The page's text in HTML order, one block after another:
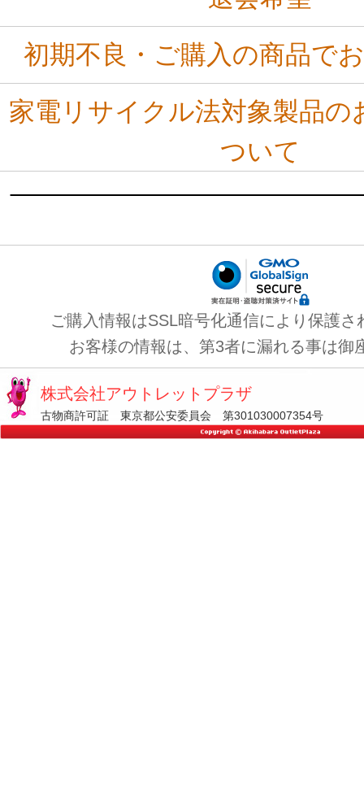
初期不良・ご購入の商品で
家電リサイクル法対象製品の
ついて
ご購入情報はSSL暗号化通信により保護さ
お客様の情報は、第3者に漏れる事は御
株式会社アウトレットプラザ
古物商許可証 東京都公安委員会 第301030007354号